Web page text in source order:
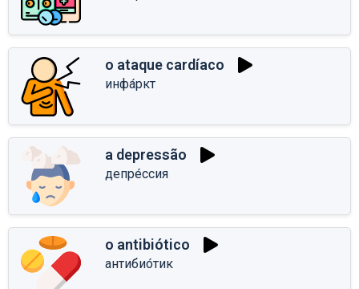
o ataque cardíaco
инфа́ркт
a depressão
депре́ссия
o antibiótico
антибио́тик